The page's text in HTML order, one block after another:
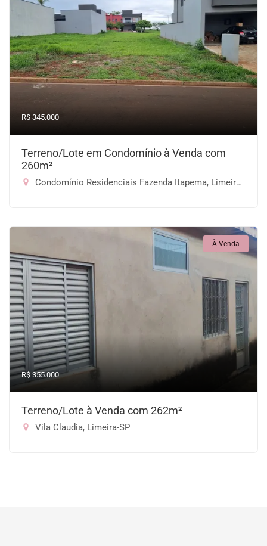
R$ 345.000
Terreno/Lote em Condomínio à Venda com
260m²
Condomínio Residenciais Fazenda Itapema, Limeira-SP
À Venda
R$ 355.000
Terreno/Lote à Venda com 262m²
Vila Claudia, Limeira-SP